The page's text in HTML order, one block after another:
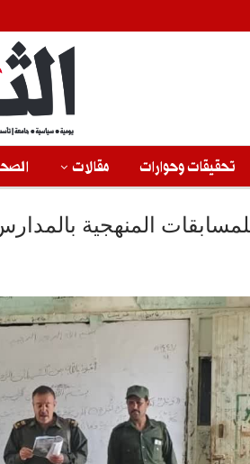
تحقيقات وحوارات مقالات
المنهجية